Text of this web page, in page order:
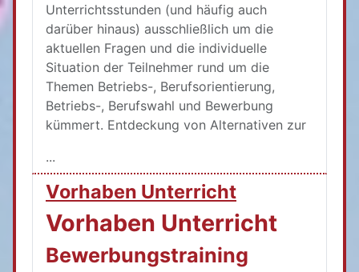
Unterrichtsstunden (und häufig auch
darüber hinaus) ausschließlich um die
aktuellen Fragen und die individuelle
Situation der Teilnehmer rund um die
Themen Betriebs-, Berufsorientierung,
Betriebs-, Berufswahl und Bewerbung
kümmert. Entdeckung von Alternativen zur
...
Vorhaben Unterricht
Vorhaben Unterricht
Bewerbungstraining